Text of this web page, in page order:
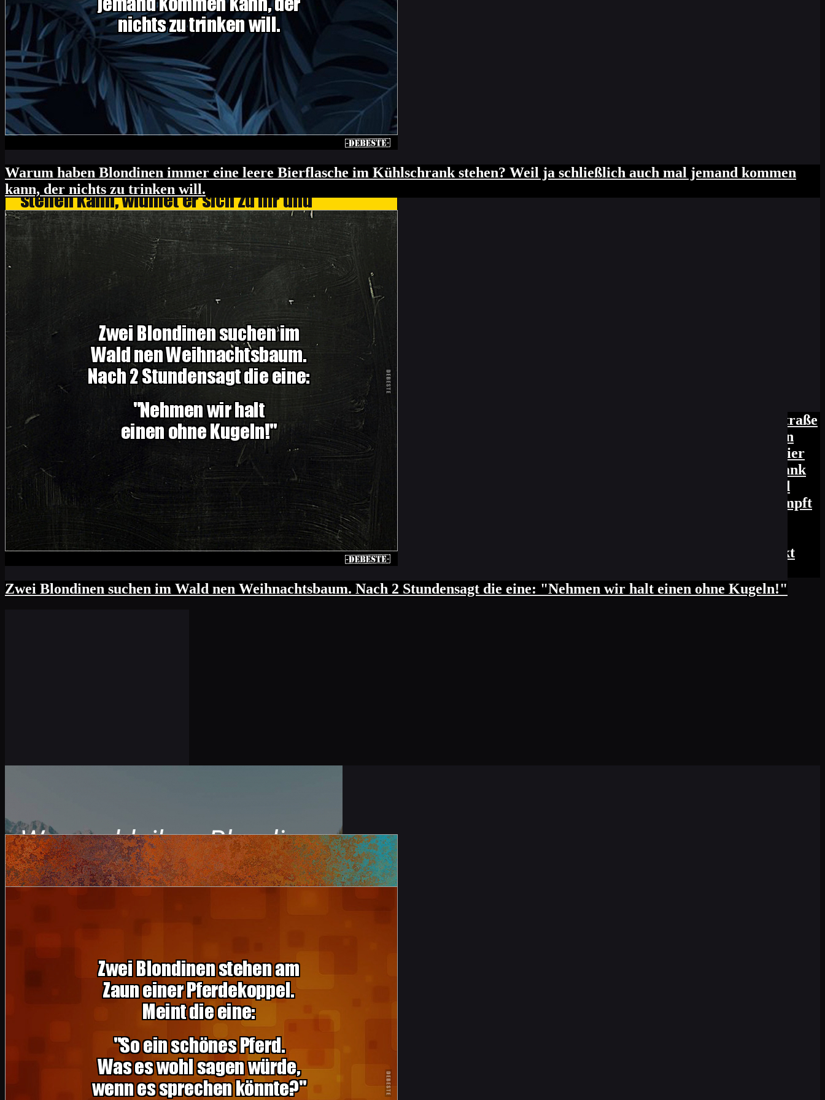
Ein KAWA Fahrer wird auf der AB von einer Blondinen auf einer HONDA ganz fies geschnit- ten und kommt fast von der Straße
ab. Wütend rast der KAWA Fahrer ihr hinter her, schafft es sie zu überholen und drängt sie auf den Rastplatz. Er holt sie von
ihrer Honda runter und schleppt sie ein paar Meter davon weg, zeichnet mit einer Kreide einen Kreis um sie und warnt: "Hier
bleiben sie, wehe, Sie verlassen den Kreis!" Dann widmet er sich dem Motorrad: Mit einem Schlüssel zerkratzt er ihr den Tank
links und rechts. Als er danach zur Blondine schaut, grinst diese völlig ungeniert. Das macht ihn wütend, holt einen Stein und
zertrümmert den Scheinwerfer, das Rücklicht und das Tacho. Sie grinst noch viel breiter. "Ach, das finden Sie witzig?" schimpft
er und beginnt mit einem Messer die Reifen zu zerstechen. Die Blondine bekommt vor lauter Kichern einen roten Kopf.
Nachdem er auch den Sitz aufgeschlitzt hat und das Mädel sich vor lauter Lachen nicht mehr auf den Beinen stehen kann,
widmet er sich zu ihr und schreit. "WAS IST? WARUM LACHEN SIE? Kichernd sagt sie:" Immer wenn sie nicht hingeguckt
haben, bin ich schnell aus dem Kreis gehüpft."
Wie prüfen zwei Blondinen eine Steckdose auf Strom? Die Eine beugt sich vor und steckt zwei Finger in die Dose, die andere
schaut hinten nach ob die Spirale glüht.
Warum haben Blondinen immer eine leere Bierflasche im Kühlschrank stehen? Weil ja schließlich auch mal jemand kommen
kann, der nichts zu trinken will.
Zwei Blondinen suchen im Wald nen Weihnachtsbaum. Nach 2 Stundensagt die eine: "Nehmen wir halt einen ohne Kugeln!"